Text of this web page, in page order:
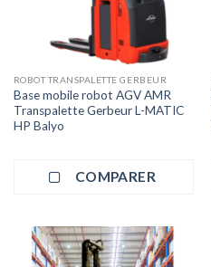
ROBOT TRANSPALETTE GERBEUR
Base mobile robot AGV AMR
Transpalette Gerbeur L-MATIC
HP Balyo
COMPARER